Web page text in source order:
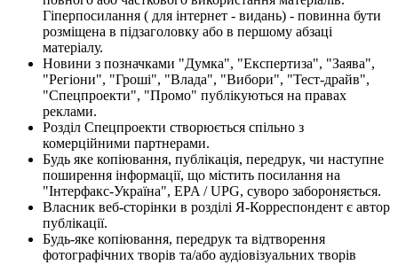
Гіперпосилання ( для інтернет - видань) - повинна бути
розміщена в підзаголовку або в першому абзаці
матеріалу.
Новини з позначками "Думка", "Експертиза", "Заява",
"Регіони", "Гроші", "Влада", "Вибори", "Тест-драйв",
"Спецпроекти", "Промо" публікуються на правах
реклами.
Розділ Спецпроекти створюється спільно з
комерційними партнерами.
Будь яке копіювання, публікація, передрук, чи наступне
поширення інформації, що містить посилання на
"Інтерфакс-Україна", EPA / UPG, суворо забороняється.
Власник веб-сторінки в розділі Я-Корреспондент є автор
публікації.
Будь-яке копіювання, передрук та відтворення
фотографічних творів та/або аудіовізуальних творів